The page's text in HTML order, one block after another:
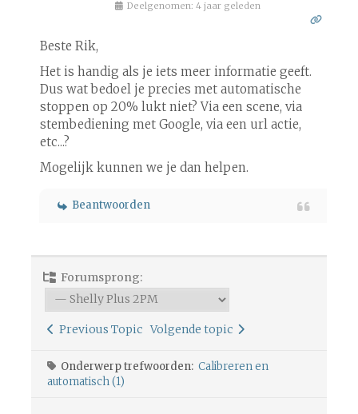
Deelgenomen: 4 jaar geleden
Beste Rik,
Het is handig als je iets meer informatie geeft.
Dus wat bedoel je precies met automatische
stoppen op 20% lukt niet? Via een scene, via
stembediening met Google, via een url actie,
etc...?
Mogelijk kunnen we je dan helpen.
Beantwoorden
Forumsprong:
Previous Topic Volgende topic
Onderwerp trefwoorden: Calibreren en
automatisch (1)